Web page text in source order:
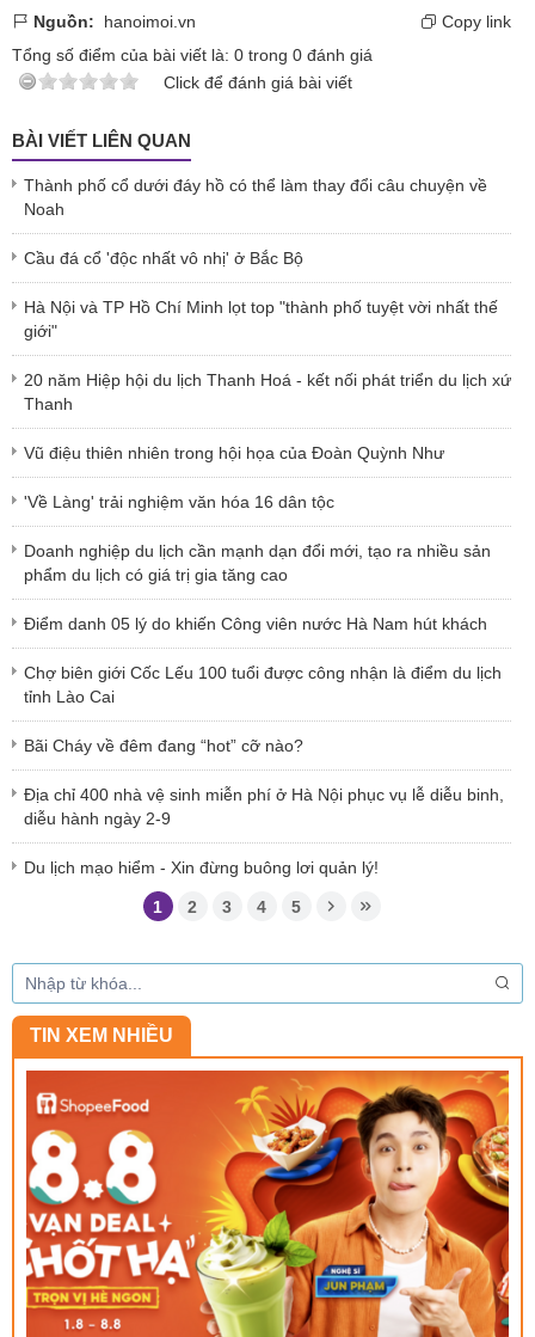
Nguồn: hanoimoi.vn
Copy link
Tổng số điểm của bài viết là: 0 trong 0 đánh giá
Click để đánh giá bài viết
BÀI VIẾT LIÊN QUAN
Thành phố cổ dưới đáy hồ có thể làm thay đổi câu chuyện về
Noah
Cầu đá cổ 'độc nhất vô nhị' ở Bắc Bộ
Hà Nội và TP Hồ Chí Minh lọt top "thành phố tuyệt vời nhất thế
giới"
20 năm Hiệp hội du lịch Thanh Hoá - kết nối phát triển du lịch xứ
Thanh
Vũ điệu thiên nhiên trong hội họa của Đoàn Quỳnh Như
'Về Làng' trải nghiệm văn hóa 16 dân tộc
Doanh nghiệp du lịch cần mạnh dạn đổi mới, tạo ra nhiều sản
phẩm du lịch có giá trị gia tăng cao
Điểm danh 05 lý do khiến Công viên nước Hà Nam hút khách
Chợ biên giới Cốc Lếu 100 tuổi được công nhận là điểm du lịch
tỉnh Lào Cai
Bãi Cháy về đêm đang “hot” cỡ nào?
Địa chỉ 400 nhà vệ sinh miễn phí ở Hà Nội phục vụ lễ diễu binh,
diễu hành ngày 2-9
Du lịch mạo hiểm - Xin đừng buông lơi quản lý!
1 2 3 4 5
TIN XEM NHIỀU